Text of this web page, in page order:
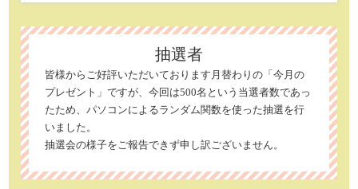
抽選者
皆様からご好評いただいております月替わりの「今月の
プレゼント」ですが、今回は500名という当選者数であっ
たため、パソコンによるランダム関数を使った抽選を行
いました。
抽選会の様子をご報告できず申し訳ございません。